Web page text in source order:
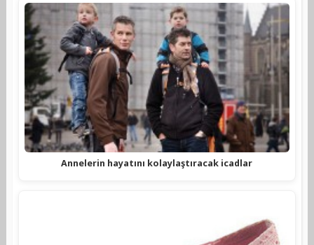
Annelerin hayatını kolaylaştıracak icadlar